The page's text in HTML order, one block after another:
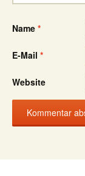
Name *
E-Mail *
Website